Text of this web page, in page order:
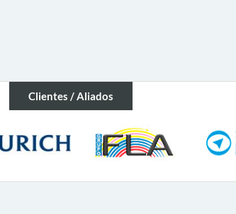
Clientes / Aliados